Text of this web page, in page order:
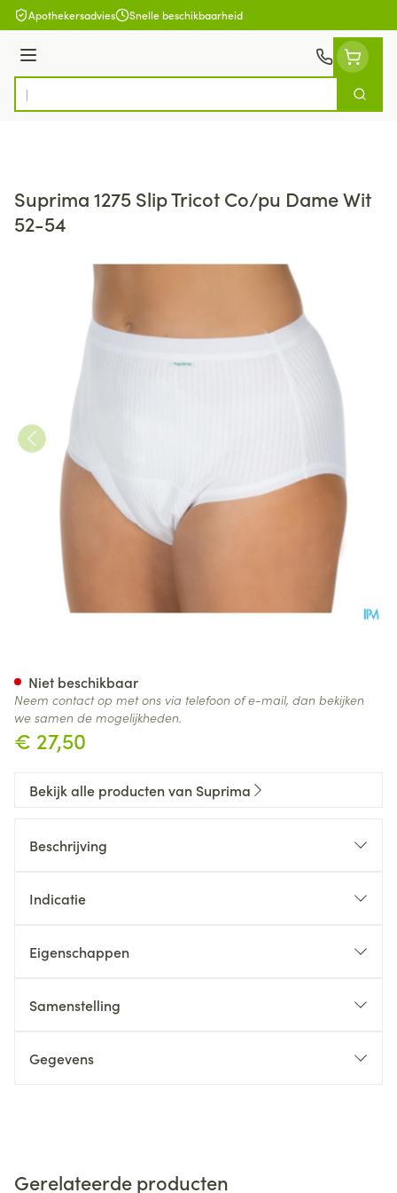
Ga naar de inhoud
Apothekersadvies Snelle beschikbaarheid
Menu
Product, merk, categorie...
Zoek
Suprima 1275 Slip Tricot Co/pu Dame Wit
52-54
€ 27,50
Niet beschikbaar
Neem contact op met ons via telefoon of e-mail, dan bekijken
we samen de mogelijkheden.
Bekijk alle producten van Suprima
Beschrijving
Indicatie
Eigenschappen
Samenstelling
Gegevens
Gerelateerde producten